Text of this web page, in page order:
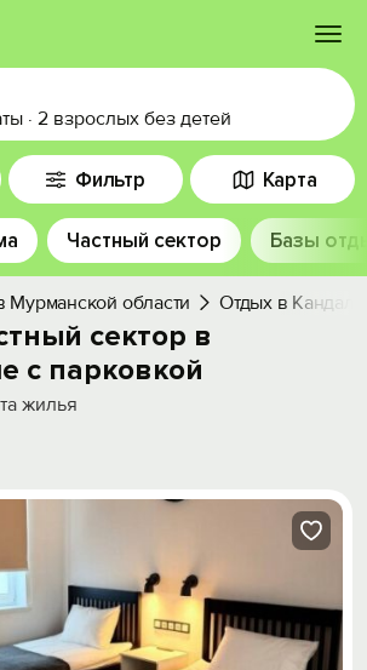
объект
· 2 взрослых без детей
Фильтр Карта
Частный сектор Базы
Мурманской области Отдых в
сектор в
с парковкой
жилья